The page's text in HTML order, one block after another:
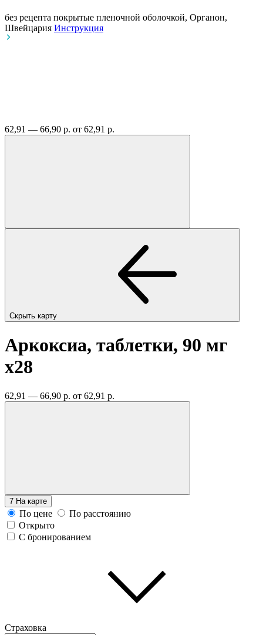
без рецепта покрытые пленочной оболочкой, Органон,
Швейцария Инструкция
62,91 — 66,90 р. от 62,91 р.
Скрыть карту
Аркоксиа, таблетки, 90 мг
x28
62,91 — 66,90 р. от 62,91 р.
7 На карте
По цене
По расстоянию
Открыто
С бронированием
Страховка